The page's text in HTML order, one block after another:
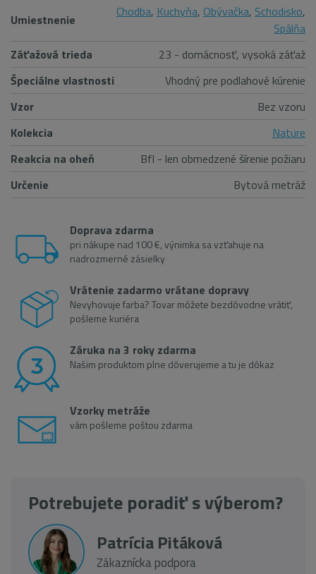
Umiestnenie Chodba, Kuchyňa, Obývačka, Schodisko,
Spálňa
Záťažová trieda
23 - domácnosť, vysoká záťaž
Špeciálne vlastnosti
Vhodný pre podlahové kúrenie
Vzor
Bez vzoru
Kolekcia
Nature
Reakcia na oheň
Bfl - len obmedzené šírenie požiaru
Určenie
Bytová metráž
Doprava zdarma
pri nákupe nad 100 €, výnimka sa vzťahuje na
nadrozmerné zásielky
Vrátenie zadarmo vrátane dopravy
Nevyhovuje farba? Tovar môžete bezdôvodne vrátiť,
pošleme kuriéra
Záruka na 3 roky zdarma
Našim produktom plne dôverujeme a tu je dôkaz
Vzorky metráže
vám pošleme poštou zdarma
Potrebujete poradiť s výberom?
Patrícia Pitáková
Zákaznícka podpora